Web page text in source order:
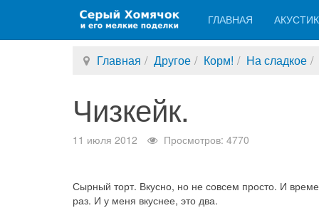
ГЛАВНАЯ
Главная Другое Корм! На сладкое
Чизкейк.
11 июля 2012 Просмотров: 4770
Сырный торт. Вкусно, но не совсем просто. И
раз. И у меня вкуснее, это два.